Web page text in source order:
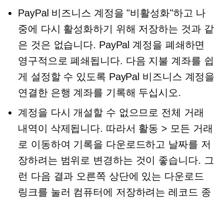
PayPal 비즈니스 계정을 "비활성화"하고 나
중에 다시 활성화하기 위해 저장하는 것과 같
은 것은 없습니다. PayPal 계정을 폐쇄하면
영구적으로 폐쇄됩니다. 다음 지불 계좌를 쉽
게 설정할 수 있도록 PayPal 비즈니스 계정을
연결한 은행 계좌를 기록해 두십시오.
계정을 다시 개설할 수 없으므로 전체 거래
내역이 삭제됩니다. 따라서 활동 > 모든 거래
로 이동하여 기록을 다운로드하고 날짜를 저
장하려는 범위로 변경하는 것이 좋습니다. 그
런 다음 결과 오른쪽 상단에 있는 다운로드
링크를 눌러 컴퓨터에 저장하려는 레코드 종